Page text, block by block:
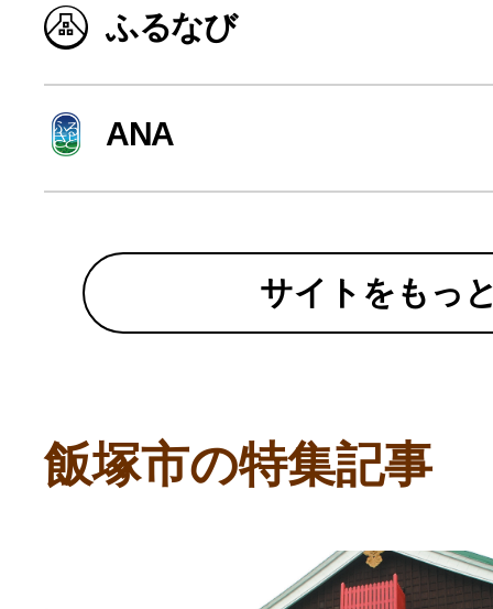
副業・パラレルワーカー
個人事業・フリーランス
ふるさと納税の基礎知識
はじめるバイブルとは
ふるなび
ANA
サイトをもっ
飯塚市の特集記事